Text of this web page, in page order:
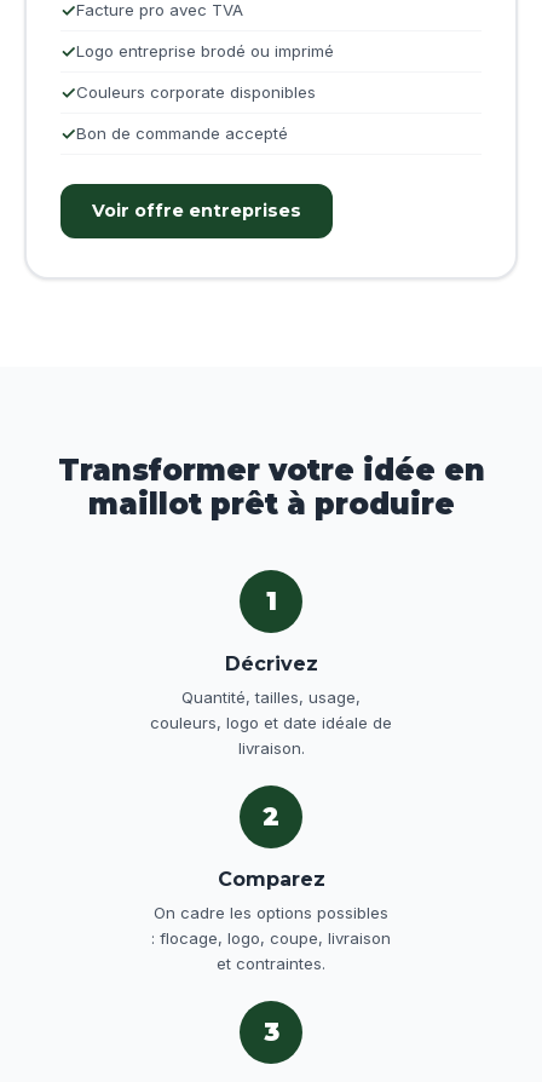
Facture pro avec TVA
Logo entreprise brodé ou imprimé
Couleurs corporate disponibles
Bon de commande accepté
Voir offre entreprises
Transformer votre idée en
maillot prêt à produire
1
Décrivez
Quantité, tailles, usage,
couleurs, logo et date idéale de
livraison.
2
Comparez
On cadre les options possibles
: flocage, logo, coupe, livraison
et contraintes.
3